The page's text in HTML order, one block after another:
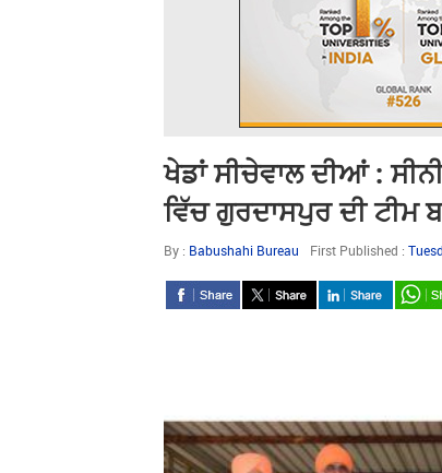
ਖੇਡਾਂ ਸੀਚੇਵਾਲ ਦੀਆਂ :
ਵਿੱਚ ਗੁਰਦਾਸਪੁਰ ਦੀ ਟੀਮ
By : Babushahi Bureau First Published :